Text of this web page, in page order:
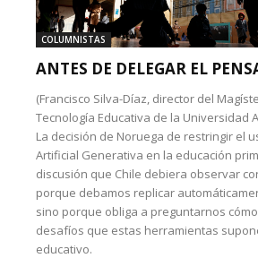
COLUMNISTAS
ANTES DE DELEGAR EL
(Francisco Silva-Díaz, director del
Tecnología Educativa de la Universidad
La decisión de Noruega de restringir el
Artificial Generativa en la educación
discusión que Chile debiera observar
porque debamos replicar
sino porque obliga a preguntarnos
desafíos que estas herramientas
educativo.